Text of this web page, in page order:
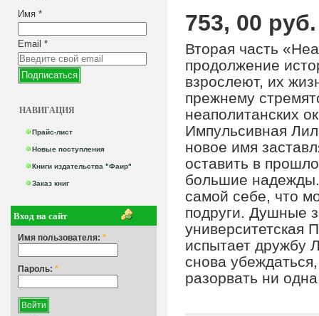
Имя *
Email *
НАВИГАЦИЯ
Прайс-лист
Новые поступления
Книги издательства "Фаир"
Заказ книг
Вход на сайт
Имя пользователя: *
Пароль: *
753, 00 руб.
Вторая часть
продолжение
взрослеют, их
прежнему
неаполитанских
Импульсивная
новое имя
оставить в
большие надежды.
самой себе, что
подруги. Душные
университетская
испытает дружбу
снова
разорвать ни